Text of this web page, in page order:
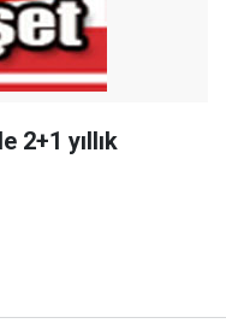
2+1 yıllık